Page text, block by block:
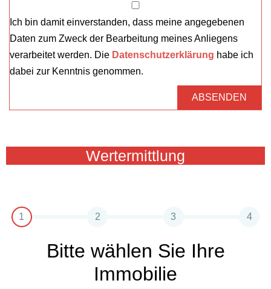
Ich bin damit einverstanden, dass meine angegebenen
Daten zum Zweck der Bearbeitung meines Anliegens
verarbeitet werden. Die Datenschutzerklärung habe ich
dabei zur Kenntnis genommen.
ABSENDEN
e
a
Wertermittlung
1 2 3 4
Bitte wählen Sie Ihre
Immobilie